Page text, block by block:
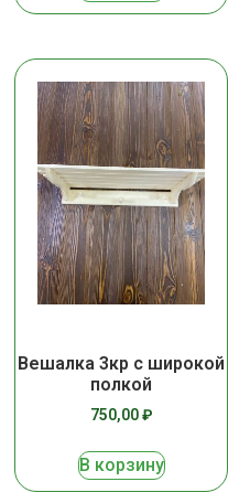
Вешалка 3кр с широкой
полкой
750,00₽
В корзину